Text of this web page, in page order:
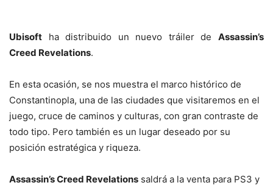
Ubisoft ha distribuido un nuevo tráiler de Assassin’s
Creed Revelations.
En esta ocasión, se nos muestra el marco histórico de
Constantinopla, una de las ciudades que visitaremos en el
juego, cruce de caminos y culturas, con gran contraste de
todo tipo. Pero también es un lugar deseado por su
posición estratégica y riqueza.
Assassin’s Creed Revelations saldrá a la venta para PS3 y